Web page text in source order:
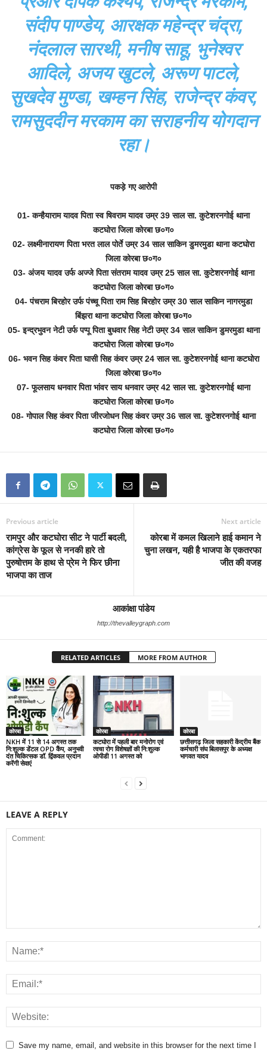
संदीप पाण्डेय, आरक्षक महेन्द्र चंद्रा,
नंदलाल सारथी, मनीष साहू, भुनेश्वर
आदिले, अजय खुटले, अरूण पाटले,
सुखदेव मुण्डा, खम्हन सिंह, राजेन्द्र कंवर,
रामसुददीन मरकाम का सराहनीय योगदान
रहा।
पकड़े गए आरोपी
01- कन्हैयाराम यादव पिता स्व षिवराम यादव उम्र 39 साल सा. कुटेशरनगोई थाना
कटघोरा जिला कोरबा छ०ग०
02- लक्ष्मीनारायण पिता भरत लाल पोर्ते उम्र 34 साल साकिन डुमरमुडा थाना कटघोरा
जिला कोरबा छ०ग०
03- अंजय यादव उर्फ अज्जे पिता संतराम यादव उम्र 25 साल सा. कुटेशरनगोई थाना
कटघोरा जिला कोरबा छ०ग०
04- पंचराम बिरहोर उर्फ पंच्चू पिता राम सिह बिरहोर उम्र 30 साल साकिन नागरमुडा
बिंझरा थाना कटघोरा जिला कोरबा छ०ग०
05- इन्द्रभुवन नेटी उर्फ पप्पू पिता बुधवार सिह नेटी उम्र 34 साल साकिन डुमरमुडा थाना
कटघोरा जिला कोरबा छ०ग०
06- भवन सिह कंवर पिता घासी सिह कंवर उम्र 24 साल सा. कुटेशरनगोई थाना कटघोरा
जिला कोरबा छ०ग०
07- फूलसाय धनवार पिता भांवर साय धनवार उम्र 42 साल सा. कुटेशरनगोई थाना
कटघोरा जिला कोरबा छ०ग०
08- गोपाल सिह कंवर पिता जीरजोधन सिह कंवर उम्र 36 साल सा. कुटेशरनगोई थाना
कटघोरा जिला कोरबा छ०ग०
Previous article
रामपुर और कटघोरा सीट ने पार्टी बदली,
कांग्रेस के फूल से ननकी हारे तो
पुरुषोत्तम के हाथ से प्रेम ने फिर छीना
भाजपा का ताज
Next article
कोरबा में कमल खिलाने हाई कमान ने
चुना लखन, यही है भाजपा के एकतरफा
जीत की वजह
आकांक्षा पांडेय
http://thevalleygraph.com
RELATED ARTICLES MORE FROM AUTHOR
कोरबा
NKH में 11 से 14 अगस्त तक
नि:शुल्क डेंटल OPD कैंप, अनुभवी
दंत चिकित्सक डॉ. द्विंकवल प्रदान
करेंगी सेवाएं
कोरबा
कटघोरा में पहली बार मनोरोग एवं
त्वचा रोग विशेषज्ञों की नि:शुल्क
ओपीडी 11 अगस्त को
कोरबा
छत्तीसगढ़ जिला सहकारी केंद्रीय बैंक
कर्मचारी संघ बिलासपुर के अध्यक्ष
भागवत यादव
LEAVE A REPLY
Save my name, email, and website in this browser for the next time I